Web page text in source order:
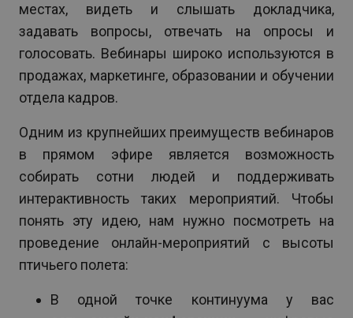
местах, видеть и слышать докладчика,
задавать вопросы, отвечать на опросы и
голосовать. Вебинары широко используются в
продажах, маркетинге, образовании и обучении
отдела кадров.
Одним из крупнейших преимуществ вебинаров
в прямом эфире является возможность
собирать сотни людей и поддерживать
интерактивность таких мероприятий. Чтобы
понять эту идею, нам нужно посмотреть на
проведение онлайн-мероприятий с высоты
птичьего полета:
В одной точке континуума у вас